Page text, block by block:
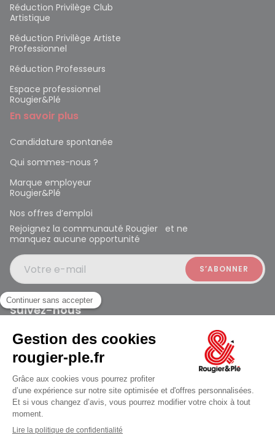
jusqu'au Lundi à 09:30
Réduction Privilège Club
Artistique
Réduction Privilège Artiste
Professionnel
Réduction Professeurs
Espace professionnel
Rougier&Plé
En savoir plus
Candidature spontanée
Qui sommes-nous ?
Marque employeur
Rougier&Plé
Nos offres d’emploi
Rejoignez la communauté Rougier et ne
manquez aucune opportunité
Votre e-mail
Suivez-nous
Rougier et Plé 2024 Copyright